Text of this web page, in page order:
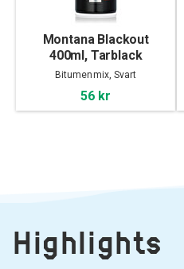
Montana Blackout
400ml, Tarblack
Bitumenmix, Svart
56 kr
Highlights